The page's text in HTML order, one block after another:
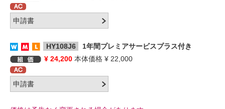
HY108J6
1年間プレミアサービスプラス付き
¥ 24,200 本体価格 ¥ 22,000